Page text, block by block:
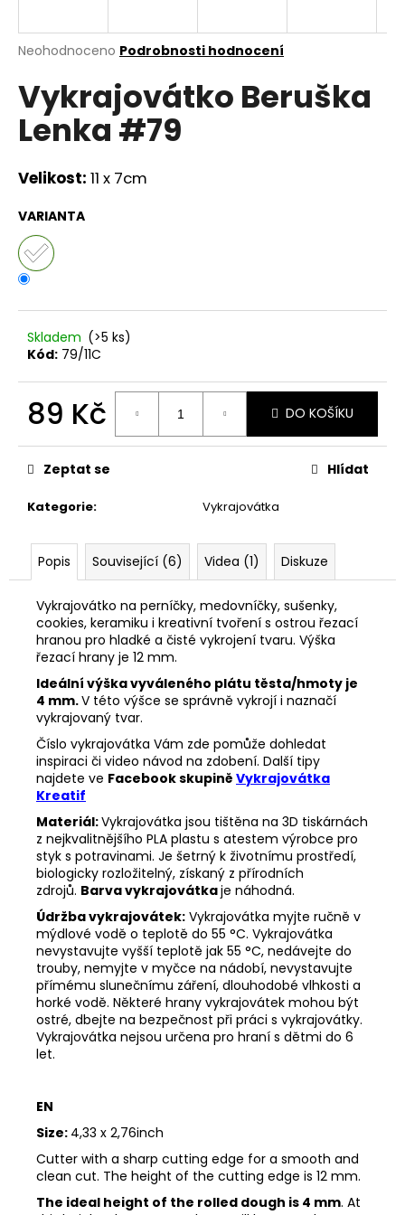
Průměrné
produktu
je
0,0
hvězdiček.
Neohodnoceno Podrobnosti hodnocení
Vykrajovátko Beruška
Lenka #79
Velikost: 11 x 7cm
VARIANTA
Skladem (>5 ks)
Kód: 79/11C
89 Kč
cena:
DO KOŠÍKU
Kategorie: Vykrajovátka
Zeptat se Hlídat
Popis Související (6) Videa (1) Diskuze
Vykrajovátko na perníčky, medovníčky, sušenky,
cookies, keramiku i kreativní tvoření s ostrou řezací
hranou pro hladké a čisté vykrojení tvaru. Výška
řezací hrany je 12 mm.
Ideální výška vyváleného plátu těsta/hmoty je
4 mm.V této výšce se správně vykrojí i naznačí
vykrajovaný tvar.
Číslo vykrajovátka Vám zde pomůže dohledat
inspiraci či video návod na zdobení. Další tipy
najdete ve Facebook skupině Vykrajovátka
Kreatif
Materiál:Vykrajovátka jsou tištěna na 3D tiskárnách
z nejkvalitnějšího PLA plastu s atestem výrobce pro
styk s potravinami. Je šetrný k životnímu prostředí,
biologicky rozložitelný, získaný z přírodních
zdrojů. Barva vykrajovátkaje náhodná.
Údržba vykrajovátek: Vykrajovátka myjte ručně v
mýdlové vodě o teplotě do 55 °C. Vykrajovátka
nevystavujte vyšší teplotě jak 55 °C, nedávejte do
trouby, nemyjte v myčce na nádobí, nevystavujte
přímému slunečnímu záření, dlouhodobé vlhkosti a
horké vodě. Některé hrany vykrajovátek mohou být
ostré, dbejte na bezpečnost při práci s vykrajovátky.
Vykrajovátka nejsou určena pro hraní s dětmi do 6
let.
EN
Size: 4,33 x 2,76inch
Cutter with a sharp cutting edge for a smooth and
clean cut. The height of the cutting edge is 12 mm.
The ideal height of the rolled dough is 4 mm. At
j
t
?
D
o
p
o
u
u
j
e
e
VYKRAJOVÁTKA
ZAJÍČCI
49
Kč